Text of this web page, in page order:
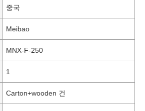
중국
Meibao
MNX-F-250
1
Carton+wooden 건